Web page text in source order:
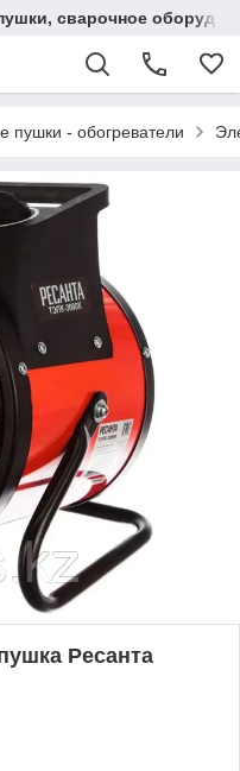
сварочное
пушки - обогреватели
Ресанта